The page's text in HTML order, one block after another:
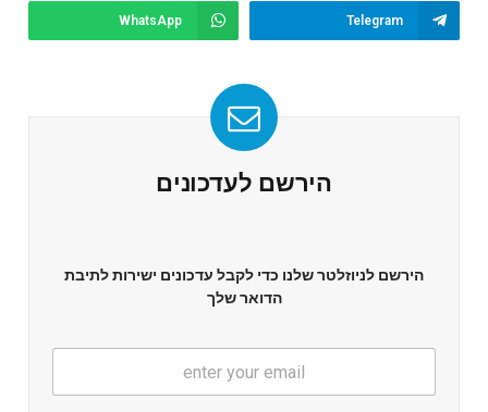
Telegram
WhatsApp
הירשם לעדכונים
הירשם לניוזלטר שלנו כדי לקבל עדכונים ישירות לתיבת
הדואר שלך